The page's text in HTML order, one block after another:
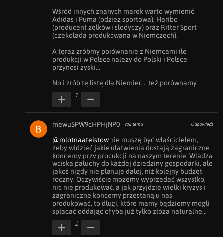
Wśród innych znanych marek warto wymienić
Adidas i Puma (odzież sportowa), Haribo
(producent żelków i słodyczy) oraz Ritter Sport
(czekolada produkowana w Niemczech).
A teraz zróbmy porównanie z Niemcami ile
produkcji w Polsce należy do Polski i Polsce
przynosi zyski...
No i zrób tę listę dla Niemiec..  też porównamy
1
mewuSPW9cHPHjNP0 rok temu Odpowiedz
@mlotnaateistow nie muszę być właścicielem,
żeby widzieć jakie ułatwienia dostają zagraniczne
koncerny przy produkcji na naszym terenie. Wladza
wciska paluchy do każdej dziedziny gospodarki, ale
jakoś nigdy nie planuje dalej, niż kolejny budżet
roczny. Oczywiście możemy wyprzedać wszystko,
nic nie produkować, a jak przyjdzie wielki kryzys i
zagraniczne koncerny przestaną u nas
produkować, to długi, które mamy będziemy mogli
spłacać oddając chyba już tylko złoża naturalne...
1